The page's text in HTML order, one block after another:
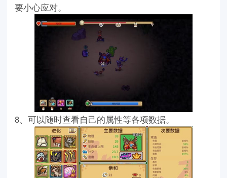
要小心应对。
8、可以随时查看自己的属性等各项数据。